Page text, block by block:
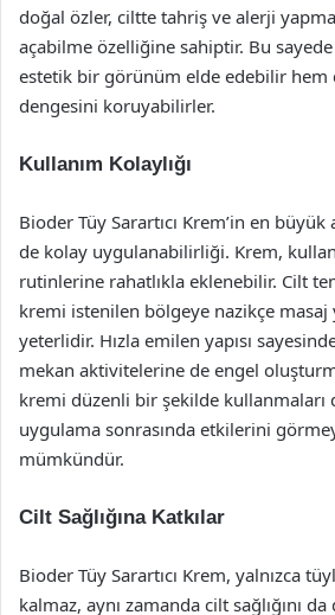
doğal özler, ciltte tahriş ve alerji
açabilme özelliğine sahiptir. Bu sayede
estetik bir görünüm elde edebilir hem
dengesini koruyabilirler.
Kullanım Kolaylığı
Bioder Tüy Sarartıcı Krem’in en
de kolay uygulanabilirliği. Krem,
rutinlerine rahatlıkla eklenebilir. Cilt
kremi istenilen bölgeye nazikçe
yeterlidir. Hızla emilen yapısı
mekan aktivitelerine de engel
kremi düzenli bir şekilde
uygulama sonrasında etkilerini
mümkündür.
Cilt Sağlığına Katkılar
Bioder Tüy Sarartıcı Krem, yalnızca
kalmaz, aynı zamanda cilt sağlığını